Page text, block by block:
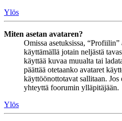
Ylös
Miten asetan avataren?
Omissa asetuksissa,
käyttämällä jotain neljästä
käyttää kuvaa muualta tai
päättää otetaanko avataret
käyttöönottotavat sallitaan.
yhteyttä foorumin ylläpitäjään.
Ylös